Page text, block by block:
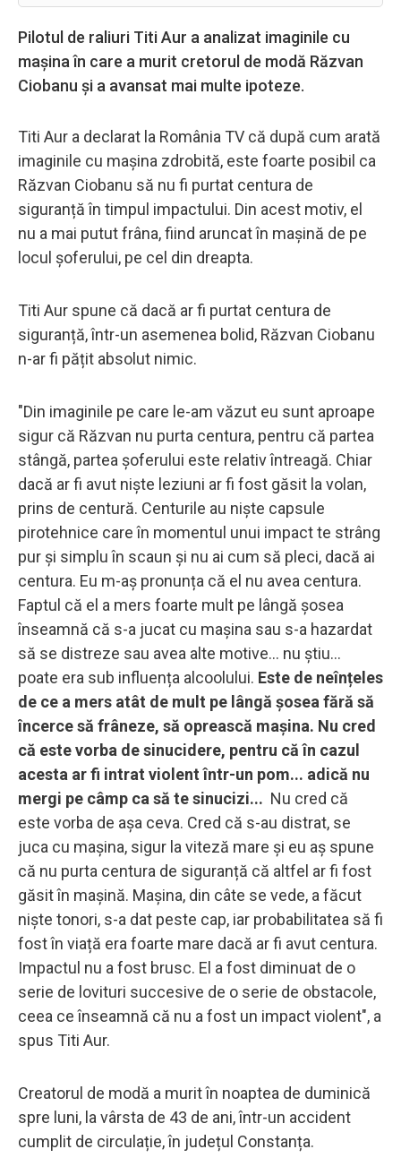
Pilotul de raliuri Titi Aur a analizat imaginile cu
mașina în care a murit cretorul de modă Răzvan
Ciobanu și a avansat mai multe ipoteze.
Titi Aur a declarat la România TV că după cum arată
imaginile cu mașina zdrobită, este foarte posibil ca
Răzvan Ciobanu să nu fi purtat centura de
siguranță în timpul impactului. Din acest motiv, el
nu a mai putut frâna, fiind aruncat în mașină de pe
locul șoferului, pe cel din dreapta.
Titi Aur spune că dacă ar fi purtat centura de
siguranță, într-un asemenea bolid, Răzvan Ciobanu
n-ar fi pățit absolut nimic.
"Din imaginile pe care le-am văzut eu sunt aproape
sigur că Răzvan nu purta centura, pentru că partea
stângă, partea șoferului este relativ întreagă. Chiar
dacă ar fi avut niște leziuni ar fi fost găsit la volan,
prins de centură. Centurile au niște capsule
pirotehnice care în momentul unui impact te strâng
pur și simplu în scaun și nu ai cum să pleci, dacă ai
centura. Eu m-aș pronunța că el nu avea centura.
Faptul că el a mers foarte mult pe lângă șosea
înseamnă că s-a jucat cu mașina sau s-a hazardat
să se distreze sau avea alte motive... nu știu...
poate era sub influența alcoolului. Este de neînțeles
de ce a mers atât de mult pe lângă șosea fără să
încerce să frâneze, să oprească mașina. Nu cred
că este vorba de sinucidere, pentru că în cazul
acesta ar fi intrat violent într-un pom... adică nu
mergi pe câmp ca să te sinucizi... Nu cred că
este vorba de așa ceva. Cred că s-au distrat, se
juca cu mașina, sigur la viteză mare și eu aș spune
că nu purta centura de siguranță că altfel ar fi fost
găsit în mașină. Mașina, din câte se vede, a făcut
niște tonori, s-a dat peste cap, iar probabilitatea să fi
fost în viață era foarte mare dacă ar fi avut centura.
Impactul nu a fost brusc. El a fost diminuat de o
serie de lovituri succesive de o serie de obstacole,
ceea ce înseamnă că nu a fost un impact violent", a
spus Titi Aur.
Creatorul de modă a murit în noaptea de duminică
spre luni, la vârsta de 43 de ani, într-un accident
cumplit de circulație, în județul Constanța.